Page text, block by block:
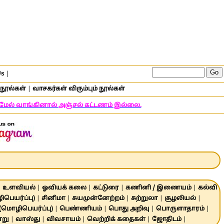
நூல்கள்| வாசகர்கள் விரும்பும் நூல்கள்
மேல் வாங்கினால் அஞ்சல் கட்டணம் இல்லை.
உளவியல்| ஓவியக் கலை| கட்டுரை| கணினி / இணையம்| கல்வி
| சினிமா| சுயமுன்னேற்றம்| சுற்றுலா| சூழலியல்|
(மொழிபெயர்ப்பு) பெண்ணியம் பொது அறிவு பொருளாதாரம்
வாஸ்து விவசாயம் வெற்றிக் கதைகள்| ஜோதிடம்